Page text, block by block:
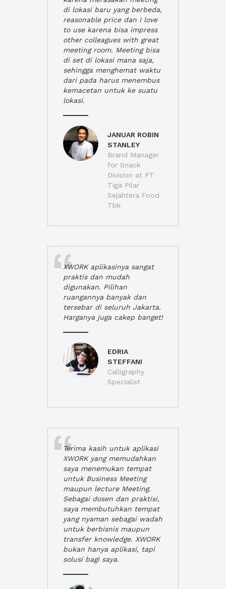
di lokasi baru yang berbeda,
reasonable price dan I love
to use karena bisa impress
other colleagues with great
meeting room. Meeting bisa
di set di lokasi mana saja,
sehingga menghemat waktu
dari pada harus menembus
kemacetan untuk ke suatu
lokasi.
JANUAR ROBIN
STANLEY
Brand Manager
for Snack
Division at PT
Tiga Pilar
Sejahtera Food
Tbk
XWORK aplikasinya sangat
praktis dan mudah
digunakan. Pilihan
ruangannya banyak dan
tersebar di seluruh Jakarta.
Harganya juga cakep banget!
EDRIA
STEFFANI
Calligraphy
Specialist
Terima kasih untuk aplikasi
XWORK yang memudahkan
saya menemukan tempat
untuk Business Meeting
maupun lecture Meeting.
Sebagai dosen dan praktisi,
saya membutuhkan tempat
yang nyaman sebagai wadah
untuk berbisnis maupun
transfer knowledge. XWORK
bukan hanya aplikasi, tapi
solusi bagi saya.